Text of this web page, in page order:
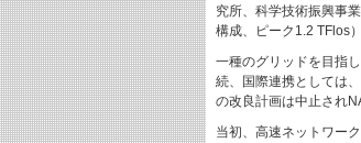
究所、科学技術振興事
構成、ピーク1.2 TFlos
一種のグリッドを目指
続、国際連携としては
の改良計画は中止され
当初、高速ネットワー